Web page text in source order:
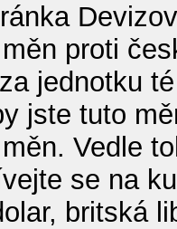
proti
jednotku
jste tuto
Vedle
se na
britská